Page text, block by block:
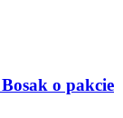
o pakcie